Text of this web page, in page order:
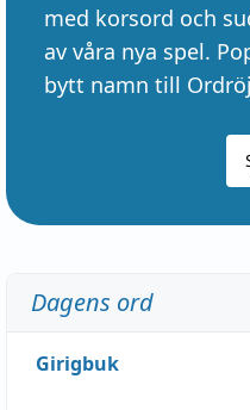
med korsord och
av våra nya spel.
bytt namn till
Dagens ord
Girigbuk